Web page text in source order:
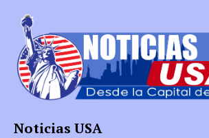
Noticias USA